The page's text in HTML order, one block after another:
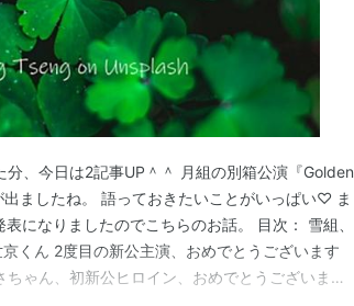
、今日は2記事UP＾＾ 月組の別箱公演『Golden
ましたね。 語っておきたいことがいっぱい♡ ま
になりましたのでこちらのお話。 目次： 雪組、
くん 2度目の新公主演、おめでとうございます
ゃん、初新公ヒロイン、おめでとうございます